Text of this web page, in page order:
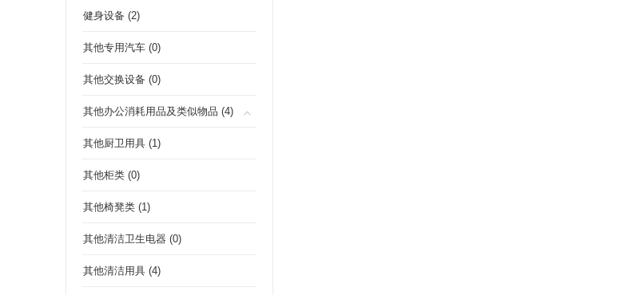
健身设备 (2)
其他专用汽车 (0)
其他交换设备 (0)
其他办公消耗用品及类似物品 (4)
其他厨卫用具 (1)
其他柜类 (0)
其他椅凳类 (1)
其他清洁卫生电器 (0)
其他清洁用具 (4)